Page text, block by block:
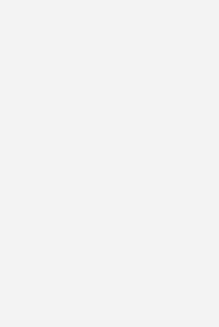
hàng những dịch vụ
lượng. Bên cạnh đó khi
làm việc trong môi
viên uy tín sẵn sàng
Đặc biệt tại bệnh viện
các khoa khám chữa
ở trẻ em bệnh nhân sẽ